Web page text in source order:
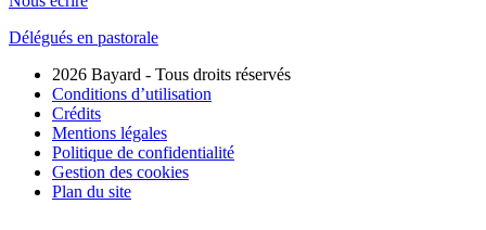
Délégués en pastorale
2026 Bayard - Tous droits réservés
Conditions d’utilisation
Crédits
Mentions légales
Politique de confidentialité
Gestion des cookies
Plan du site